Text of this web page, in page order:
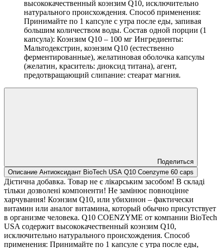
высококачественный коэнзим Q10, исключительно
натурального происхождения. Способ применения:
Принимайте по 1 капсуле с утра после еды, запивая
большим количеством воды. Состав одной порции (1
капсула): Коэнзим Q10 – 100 мг Ингредиенты:
Мальтодекстрин, коэнзим Q10 (естественно
ферментированные), желатиновая оболочка капсулы
(желатин, краситель: диоксид титана), агент,
предотвращающий слипание: стеарат магния.
Поделиться
Описание Антиоксидант BioTech USA Q10 Coenzyme 60 caps
Дієтична добавка. Товар не є лікарським засобом! В складі
тільки дозволені компоненти! Не замінює повноцінне
харчування! Коэнзим Q10, или убихинон – фактически
витамин или аналог витамина, который обычно присутствует
в организме человека. Q10 COENZYMЕ от компании BioTech
USA содержит высококачественный коэнзим Q10,
исключительно натурального происхождения. Способ
применения: Принимайте по 1 капсуле с утра после еды,